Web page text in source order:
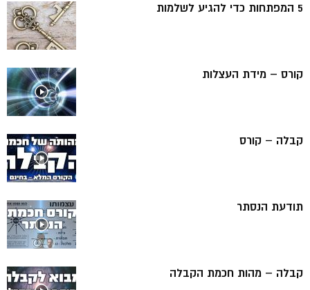
5 המפתחות כדי להגיע לשלמות
קורס – מידת העצלות
קבלה – קורס
תודעת הנסתר
קבלה – מהות חכמת הקבלה